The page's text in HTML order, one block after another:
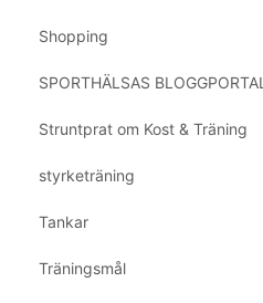
Shopping
SPORTHÄLSAS BLOGGPORTAL
Struntprat om Kost & Träning
styrketräning
Tankar
Träningsmål